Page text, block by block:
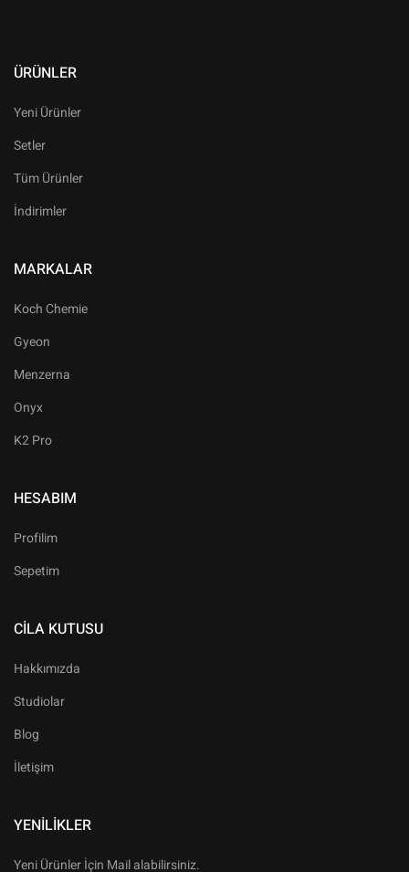
ÜRÜNLER
Yeni Ürünler
Setler
Tüm Ürünler
İndirimler
MARKALAR
Koch Chemie
Gyeon
Menzerna
Onyx
K2 Pro
HESABIM
Profilim
Sepetim
CILA KUTUSU
Hakkımızda
Studiolar
Blog
İletişim
YENILIKLER
Yeni Ürünler İçin Mail alabilirsiniz.